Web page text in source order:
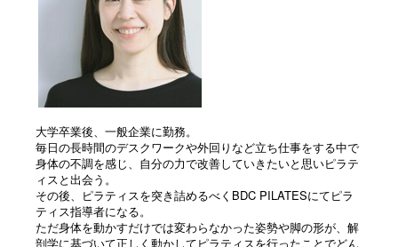
大学卒業後、一般企業に勤務。
毎日の長時間のデスクワークや外回りなど立ち仕事をする中で
身体の不調を感じ、 自分の力で改善していきたいと思いピラテ
ィスと出会う。
その後、ピラティスを突き詰めるべくBDC PILATESにてピラ
ティス指導者になる。
ただ身体を動かすだけでは変わらなかった姿勢や脚の形が、解
剖学に基づいて正しく動かしてピラティスを行ったことでどん